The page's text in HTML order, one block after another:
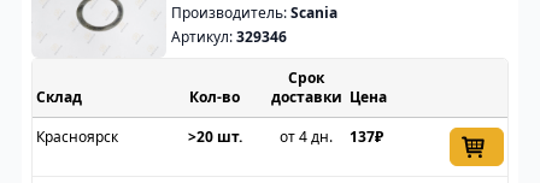
Производитель:Scania
Артикул:329346
Склад
Срок
доставки Цена
Красноярск
>20 шт. от 4 дн. 137₽